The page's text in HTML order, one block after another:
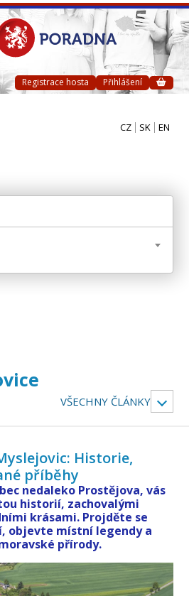
Registrace hosta Přihlášení
CZ SK EN
VŠECHNY ČLÁNKY
Historie,
příběhy
nedaleko Prostějova, vás
historií, zachovalými
krásami. Projděte se
objevte místní legendy a
přírody.